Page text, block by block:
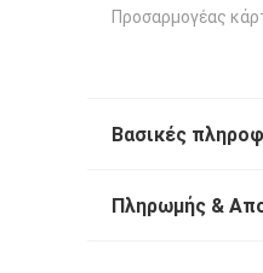
Προσαρμογέας
Βασικές
Πληρωμής &